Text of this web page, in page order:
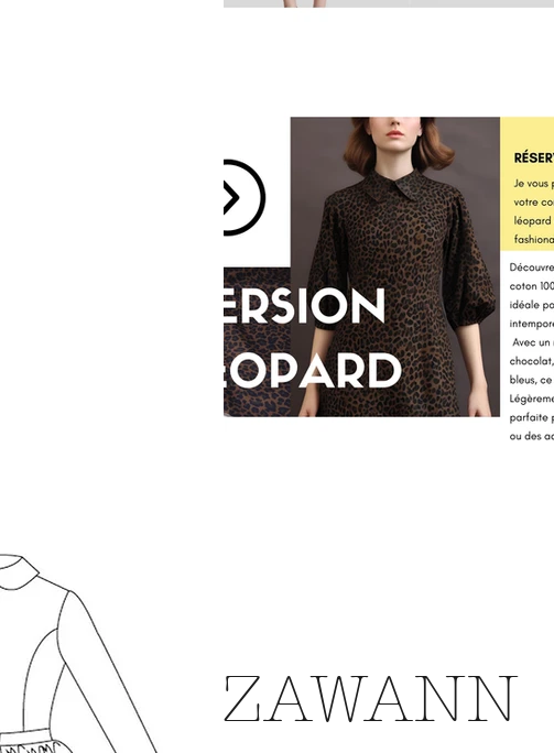
ZAWANN